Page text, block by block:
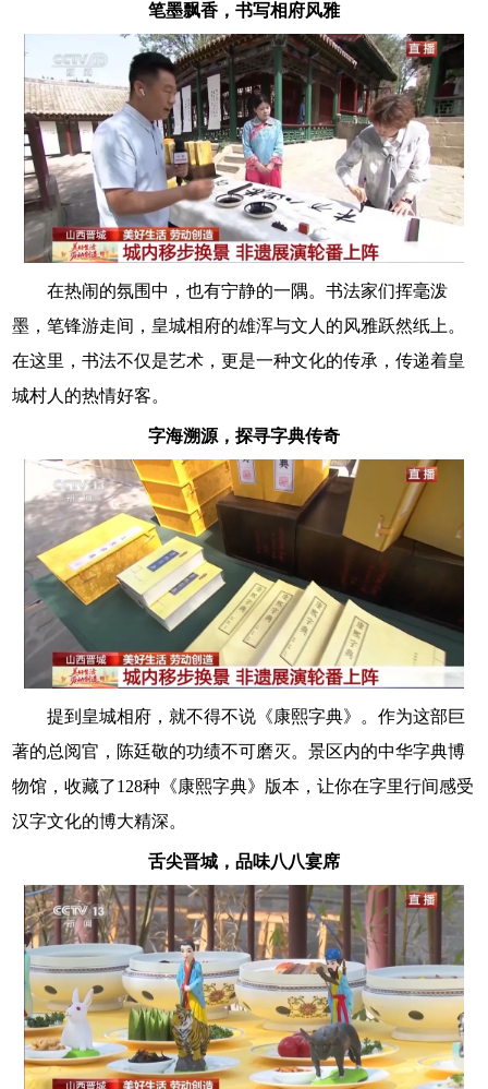
笔墨飘香，书写相府风雅
在热闹的氛围中，也有宁静的一隅。书法家们挥毫泼
墨，笔锋游走间，皇城相府的雄浑与文人的风雅跃然纸上。
在这里，书法不仅是艺术，更是一种文化的传承，传递着皇
城村人的热情好客。
字海溯源，探寻字典传奇
提到皇城相府，就不得不说《康熙字典》。作为这部巨
著的总阅官，陈廷敬的功绩不可磨灭。景区内的中华字典博
物馆，收藏了128种《康熙字典》版本，让你在字里行间感受
汉字文化的博大精深。
舌尖晋城，品味八八宴席